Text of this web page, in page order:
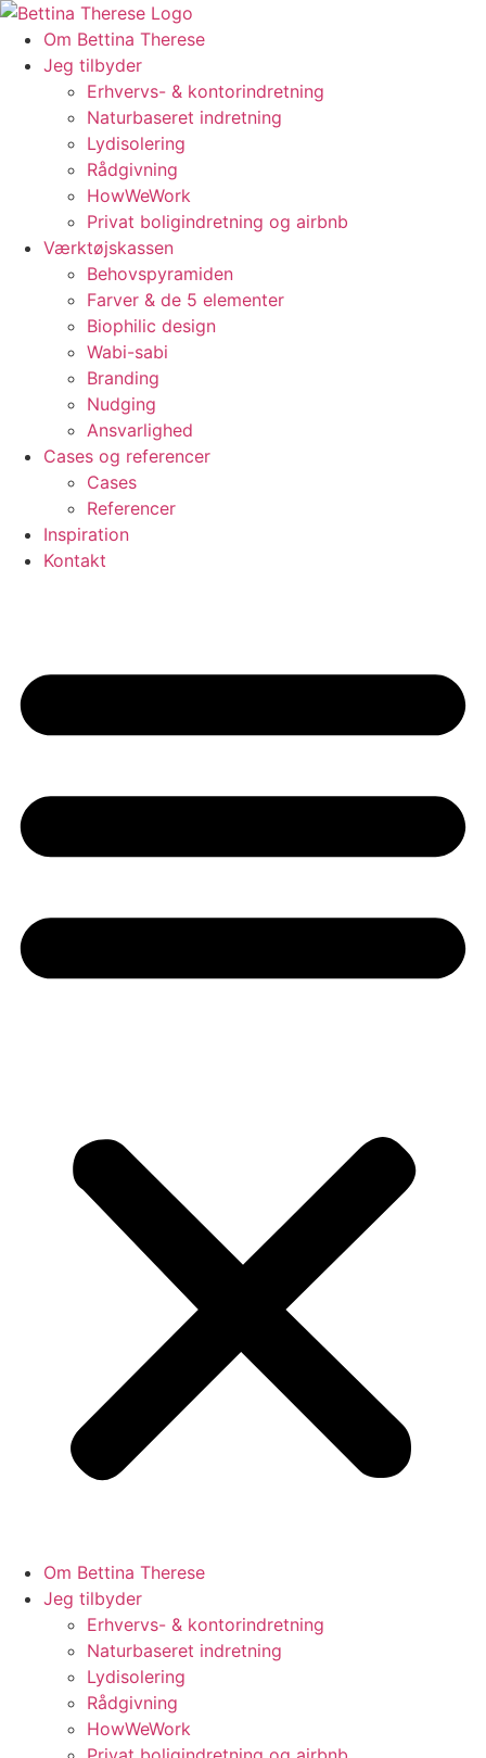
Videre
indhold
Om Bettina Therese
Jeg tilbyder
Erhvervs- & kontorindretning
Naturbaseret indretning
Lydisolering
Rådgivning
HowWeWork
Privat boligindretning og airbnb
Værktøjskassen
Behovspyramiden
Farver & de 5 elementer
Biophilic design
Wabi-sabi
Branding
Nudging
Ansvarlighed
Cases og referencer
Cases
Referencer
Inspiration
Kontakt
Om Bettina Therese
Jeg tilbyder
Erhvervs- & kontorindretning
Naturbaseret indretning
Lydisolering
Rådgivning
HowWeWork